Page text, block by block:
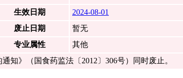
生效日期
2024-08-01
废止日期
暂无
专业属性
其他
知》（国食药监法〔2012〕306号）同时废止。